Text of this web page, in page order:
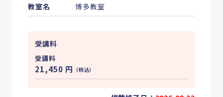
教室名
博多教室
受講料
受講料
21,450 円 （税込）